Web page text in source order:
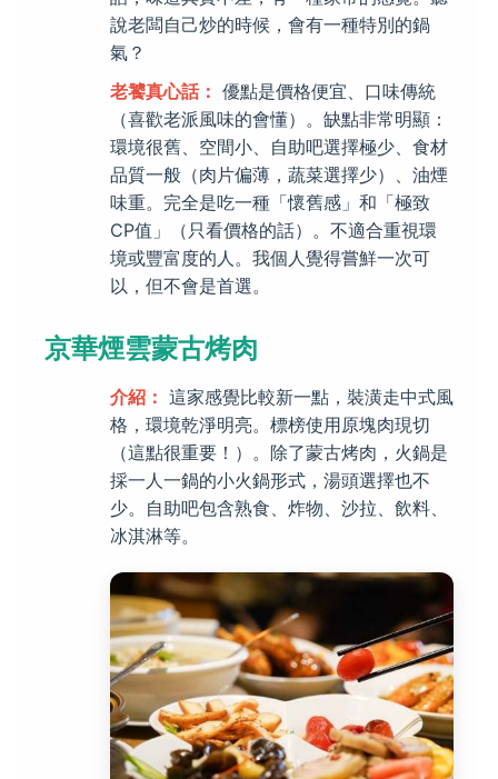
說老闆自己炒的時候，會有一種特別的鍋
氣？
老饕真心話： 優點是價格便宜、口味傳統
（喜歡老派風味的會懂）。缺點非常明顯：
環境很舊、空間小、自助吧選擇極少、食材
品質一般（肉片偏薄，蔬菜選擇少）、油煙
味重。完全是吃一種「懷舊感」和「極致
CP值」（只看價格的話）。不適合重視環
境或豐富度的人。我個人覺得嘗鮮一次可
以，但不會是首選。
京華煙雲蒙古烤肉
介紹： 這家感覺比較新一點，裝潢走中式風
格，環境乾淨明亮。標榜使用原塊肉現切
（這點很重要！）。除了蒙古烤肉，火鍋是
採一人一鍋的小火鍋形式，湯頭選擇也不
少。自助吧包含熟食、炸物、沙拉、飲料、
冰淇淋等。